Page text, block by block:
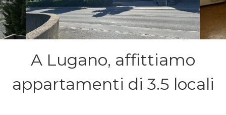
A Lugano, affittiamo
appartamenti di 3.5 locali